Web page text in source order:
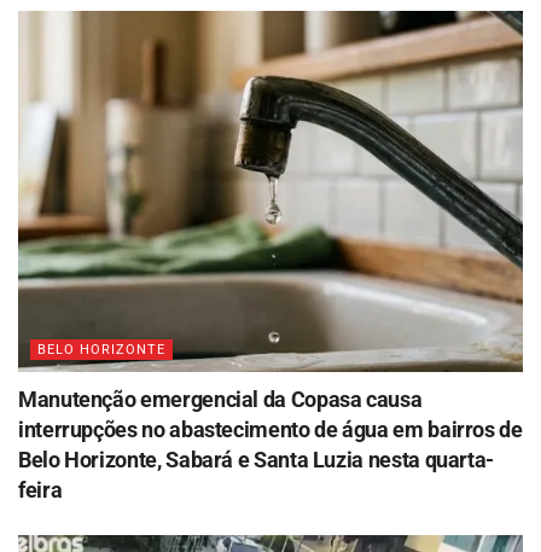
BELO HORIZONTE
Manutenção emergencial da Copasa causa
interrupções no abastecimento de água em bairros de
Belo Horizonte, Sabará e Santa Luzia nesta quarta-
feira